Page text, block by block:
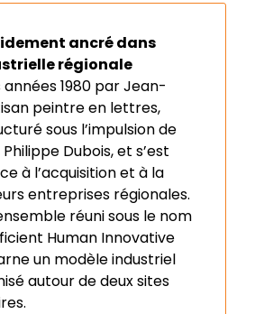
ancré dans
régionale
années 1980 par Jean-
peintre en lettres,
sous l’impulsion de
Dubois, et s’est
à l’acquisition et à la
entreprises régionales.
réuni sous le nom
Human Innovative
un modèle industriel
autour de deux sites